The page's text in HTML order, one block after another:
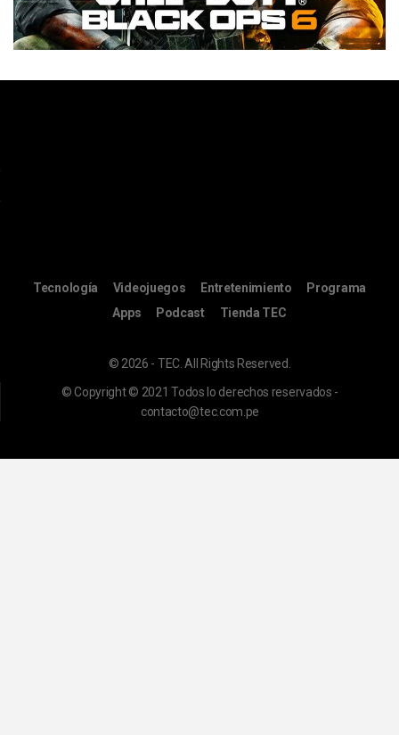
Tecnología Videojuegos Entretenimiento
Programa
Apps
Podcast Tienda TEC
© 2026 - TEC. All Rights Reserved.
© Copyright © 2021 Todos lo derechos reservados -
contacto@tec.com.pe